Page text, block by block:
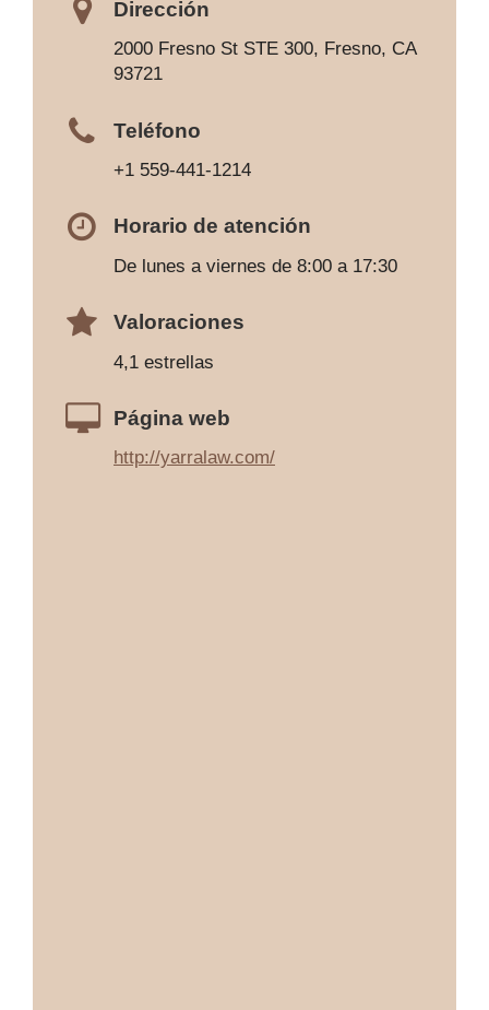
Dirección
2000 Fresno St STE 300, Fresno, CA
93721
Teléfono
+1 559-441-1214
Horario de atención
De lunes a viernes de 8:00 a 17:30
Valoraciones
4,1 estrellas
Página web
http://yarralaw.com/